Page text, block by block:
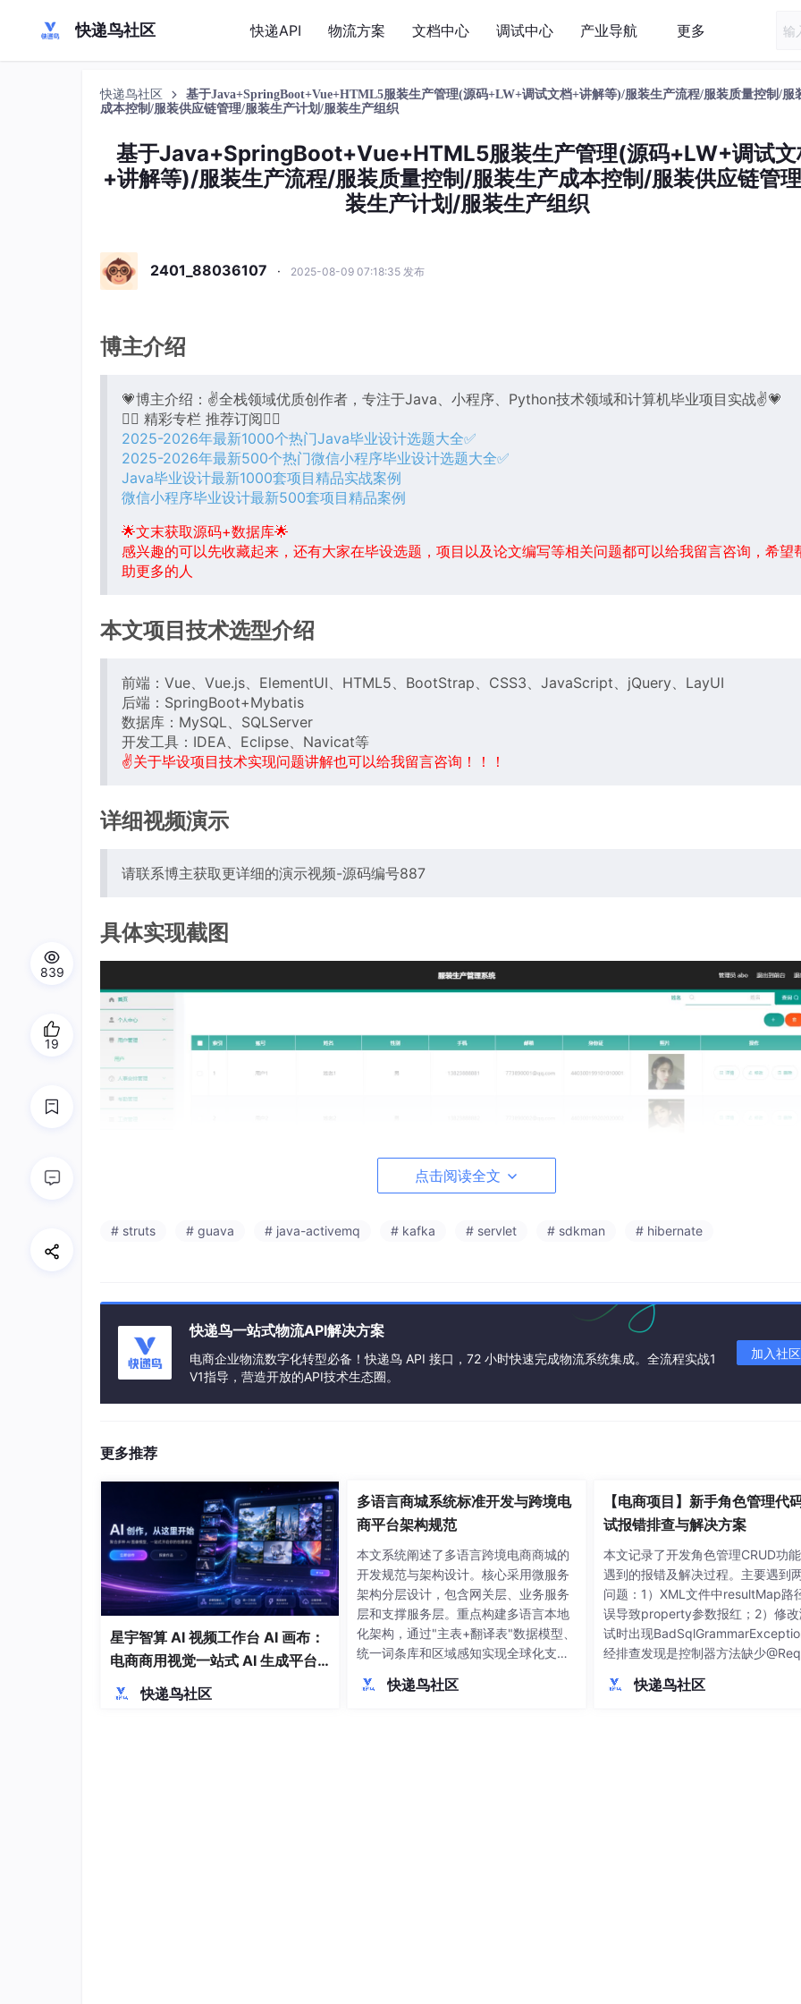
快递鸟社区 快递API 物流方案 文档中心 调试中心 产业导航 更多
快递鸟社区
基于Java+SpringBoot+Vue+HTML5服装生产管理(源码+LW+调试文档+讲解等)/服装生产流程/服装质量控制/服
成本控制/服装供应链管理/服装生产计划/服装生产组织
基于Java+SpringBoot+Vue+HTML5服装生产管理(源码+LW+调试文
+讲解等)/服装生产流程/服装质量控制/服装生产成本控制/服装供应链管
装生产计划/服装生产组织
2401_88036107 · 2025-08-09 07:18:35 发布
博主介绍
💗博主介绍：✌全栈领域优质创作者，专注于Java、小程序、Python技术领域和计算机毕业项目实战✌💗
👇🏻 精彩专栏 推荐订阅👇🏻
2025-2026年最新1000个热门Java毕业设计选题大全✅
2025-2026年最新500个热门微信小程序毕业设计选题大全✅
Java毕业设计最新1000套项目精品实战案例
微信小程序毕业设计最新500套项目精品案例
🌟文末获取源码+数据库🌟
感兴趣的可以先收藏起来，还有大家在毕设选题，项目以及论文编写等相关问题都可以给我留言咨询，希望
助更多的人
本文项目技术选型介绍
前端：Vue、Vue.js、ElementUI、HTML5、BootStrap、CSS3、JavaScript、jQuery、LayUI
后端：SpringBoot+Mybatis
数据库：MySQL、SQLServer
开发工具：IDEA、Eclipse、Navicat等
✌关于毕设项目技术实现问题讲解也可以给我留言咨询！！！
详细视频演示
请联系博主获取更详细的演示视频-源码编号887
具体实现截图
点击阅读全文
# struts # guava # java-activemq # kafka # servlet # sdkman # hibernate
快递鸟一站式物流API解决方案
电商企业物流数字化转型必备！快递鸟 API 接口，72 小时快速完成物流系统集成。全流程实战1
V1指导，营造开放的API技术生态圈。
加入社区
更多推荐
星宇智算 AI 视频工作台 AI 画布：
电商商用视觉一站式 AI 生成平台
落地解析
快递鸟社区
多语言商城系统标准开发与跨境电
商平台架构规范
本文系统阐述了多语言跨境电商商城的
开发规范与架构设计。核心采用微服务
架构分层设计，包含网关层、业务服务
层和支撑服务层。重点构建多语言本地
化架构，通过"主表+翻译表"数据模型、
统一词条库和区域感知实现全球化支
错误处理、安全合规等标准，特别强调
快递鸟社区
【电商项目】新手角色管理代
试报错排查与解决方案
本文记录了开发角色管理CRUD功
遇到的报错及解决过程。主要遇到
问题：1）XML文件中resultMap路
误导致property参数报红；2）修改
试时出现
经排查发现是控制器方法缺少
无法转为Java对象，最终SQL执行失
快递鸟社区
839
19